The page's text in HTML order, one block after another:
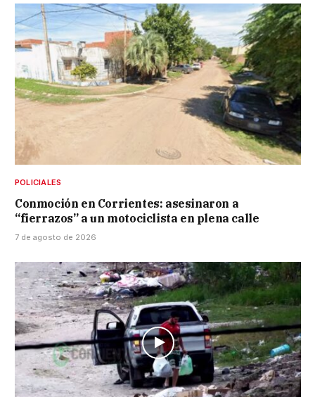
POLICIALES
Conmoción en Corrientes: asesinaron a
“fierrazos” a un motociclista en plena calle
7 de agosto de 2026